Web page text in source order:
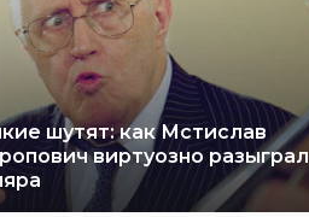
шутят: как Мстислав
виртуозно разыграл